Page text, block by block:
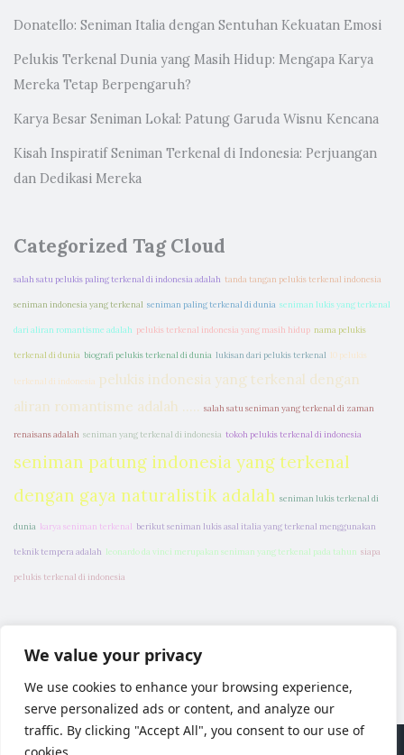
We value your privacy
We use cookies to enhance your browsing experience,
serve personalized ads or content, and analyze our
traffic. By clicking "Accept All", you consent to our use of
Donatello: Seniman Italia dengan Sentuhan Kekuatan Emosi
Pelukis Terkenal Dunia yang Masih Hidup: Mengapa Karya
Mereka Tetap Berpengaruh?
Karya Besar Seniman Lokal: Patung Garuda Wisnu Kencana
Kisah Inspiratif Seniman Terkenal di Indonesia: Perjuangan
dan Dedikasi Mereka
Categorized Tag Cloud
salah satu pelukis paling terkenal di indonesia adalah tanda tangan pelukis terkenal indonesia
seniman indonesia yang terkenal seniman paling terkenal di dunia seniman lukis yang terkenal
dari aliran romantisme adalah pelukis terkenal indonesia yang masih hidup nama pelukis
terkenal di dunia biografi pelukis terkenal di dunia lukisan dari pelukis terkenal 10 pelukis
terkenal di indonesia pelukis indonesia yang terkenal dengan
aliran romantisme adalah ..... salah satu seniman yang terkenal di zaman
renaisans adalah seniman yang terkenal di indonesia tokoh pelukis terkenal di indonesia
seniman patung indonesia yang terkenal
dengan gaya naturalistik adalah seniman lukis terkenal di
dunia karya seniman terkenal berikut seniman lukis asal italia yang terkenal menggunakan
teknik tempera adalah leonardo da vinci merupakan seniman yang terkenal pada tahun siapa
pelukis terkenal di indonesia